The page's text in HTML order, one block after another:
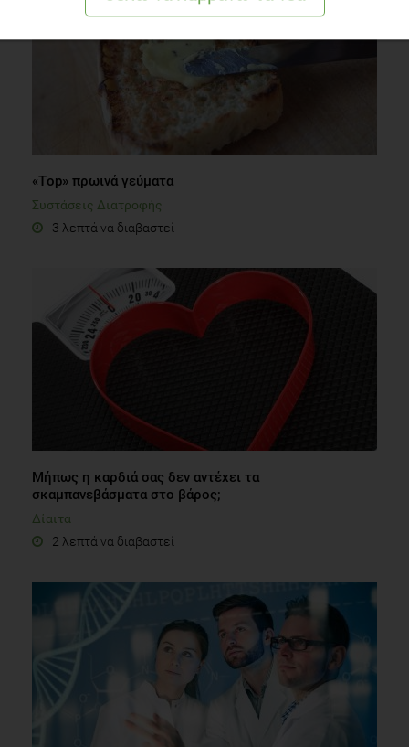
«Τop» πρωινά γεύματα
Συστάσεις Διατροφής
3 λεπτά να διαβαστεί
Μήπως η καρδιά σας δεν αντέχει τα
σκαμπανεβάσματα στο βάρος;
Δίαιτα
2 λεπτά να διαβαστεί